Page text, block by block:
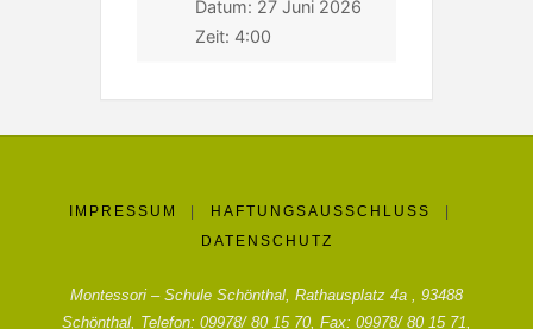
Datum: 27 Juni 2026
Zeit: 4:00
IMPRESSUM HAFTUNGSAUSSCHLUSS
DATENSCHUTZ
Montessori – Schule Schönthal, Rathausplatz 4a , 93488
Schönthal, Telefon: 09978/ 80 15 70, Fax: 09978/ 80 15 71,